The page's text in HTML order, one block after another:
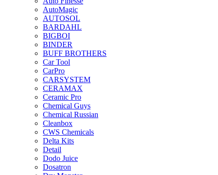
AutoMagic
AUTOSOL
BARDAHL
BIGBOI
BINDER
BUFF BROTHERS
Car Tool
CarPro
CARSYSTEM
CERAMAX
Ceramic Pro
Chemical Guys
Chemical Russian
Cleanbox
CWS Chemicals
Delta Kits
Detail
Dodo Juice
Dosatron